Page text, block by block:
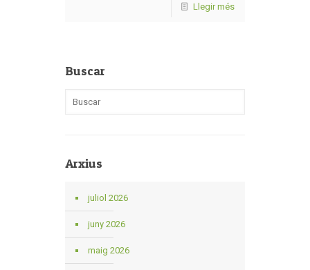
Llegir més
Buscar
Arxius
juliol 2026
juny 2026
maig 2026